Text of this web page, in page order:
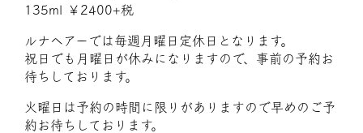
135ml ￥2400+税
ルナヘアーでは毎週月曜日定休日となります。
祝日でも月曜日が休みになりますので、事前の予約お
待ちしております。
火曜日は予約の時間に限りがありますので早めのご予
約お待ちしております。